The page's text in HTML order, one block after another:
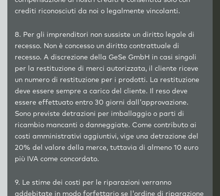
crediti riconosciuti da noi o legalmente vincolanti.
8. Per gli imprenditori non sussiste un diritto legale di
recesso. Non è concesso un diritto contrattuale di
recesso. A discrezione della GeSe GmbH in casi singoli
per la restituzione di merci autorizzata, il cliente riceve
un numero di restituzione per i prodotti. La restituzione
deve essere sempre a carico del cliente. Il reso deve
essere effettuato entro 30 giorni dall'approvazione.
Sono previste detrazioni per imballaggio o parti di
ricambio mancanti o danneggiate. Come contributo ai
costi amministrativi aggiuntivi, vige una detrazione del
20% del valore della merce, tuttavia di almeno 10 euro
più IVA come concordato.
9. Le stime dei costi per le riparazioni verranno
addebitate in modo forfettario se l'ordine di riparazione